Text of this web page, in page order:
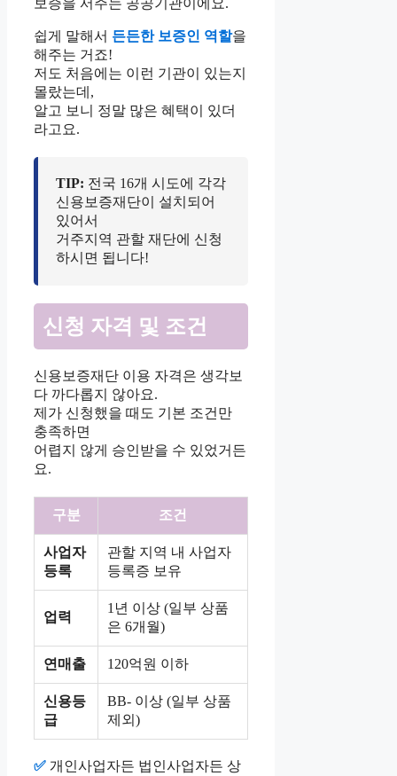
보증을 서주는 공공기관이에요.
쉽게 말해서 든든한 보증인 역할을
해주는 거죠!
저도 처음에는 이런 기관이 있는지
몰랐는데,
알고 보니 정말 많은 혜택이 있더
라고요.
TIP: 전국 16개 시도에 각각
신용보증재단이 설치되어
있어서
거주지역 관할 재단에 신청
하시면 됩니다!
신청 자격 및 조건
신용보증재단 이용 자격은 생각보
다 까다롭지 않아요.
제가 신청했을 때도 기본 조건만
충족하면
어렵지 않게 승인받을 수 있었거든
요.
구분 조건
사업자
등록
관할 지역 내 사업자
등록증 보유
업력
1년 이상 (일부 상품
은 6개월)
연매출 120억원 이하
신용등
급
BB- 이상 (일부 상품
제외)
✅ 개인사업자든 법인사업자든 상